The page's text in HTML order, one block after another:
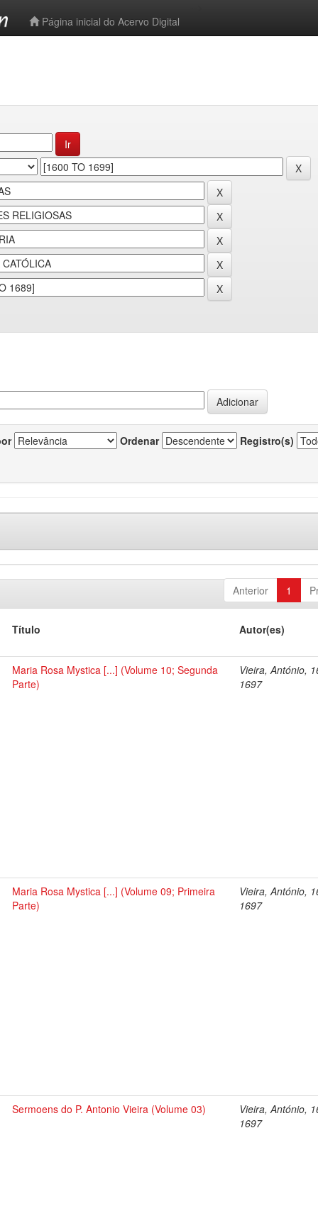
Página inicial do Acervo Digital
Ordenar Registro(s)
Anterior 1
Título Autor(es)
Maria Rosa Mystica [...] (Volume 10; Segunda
Parte)
Vieira, António,
1697
Maria Rosa Mystica [...] (Volume 09; Primeira
Parte)
Vieira, António,
1697
Sermoens do P. Antonio Vieira (Volume 03)
Vieira, António,
1697